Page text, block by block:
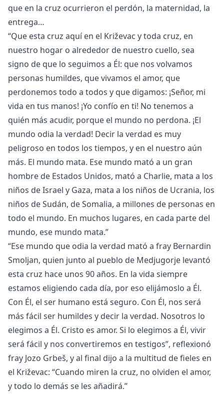
que en la cruz ocurrieron el perdón, la maternidad, la
entrega…
“Que esta cruz aquí en el Križevac y toda cruz, en
nuestro hogar o alrededor de nuestro cuello, sea
signo de que lo seguimos a Él: que nos volvamos
personas humildes, que vivamos el amor, que
perdonemos todo a todos y que digamos: ¡Señor, mi
vida en tus manos! ¡Yo confío en ti! No tenemos a
quién más acudir, porque el mundo no perdona. ¡El
mundo odia la verdad! Decir la verdad es muy
peligroso en todos los tiempos, y en el nuestro aún
más. El mundo mata. Ese mundo mató a un gran
hombre de Estados Unidos, mató a Charlie, mata a los
niños de Israel y Gaza, mata a los niños de Ucrania, los
niños de Sudán, de Somalia, a millones de personas en
todo el mundo. En muchos lugares, en cada parte del
mundo, ese mundo mata.”
“Ese mundo que odia la verdad mató a fray Bernardin
Smoljan, quien junto al pueblo de Medjugorje levantó
esta cruz hace unos 90 años. En la vida siempre
estamos eligiendo cada día, por eso elijámoslo a Él.
Con Él, el ser humano está seguro. Con Él, nos será
más fácil ser humildes y decir la verdad. Nosotros lo
elegimos a Él. Cristo es amor. Si lo elegimos a Él, vivir
será fácil y nos convertiremos en testigos”, reflexionó
fray Jozo Grbeš, y al final dijo a la multitud de fieles en
el Križevac: “Cuando miren la cruz, no olviden el amor,
y todo lo demás se les añadirá.”